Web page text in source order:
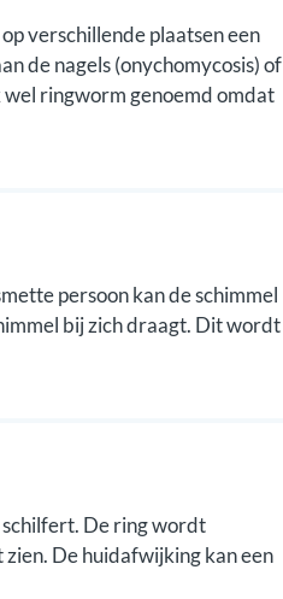
verschillende plaatsen een
de nagels (onychomycosis) of
wel ringworm genoemd omdat
persoon kan de schimmel
bij zich draagt. Dit wordt
De ring wordt
De huidafwijking kan een